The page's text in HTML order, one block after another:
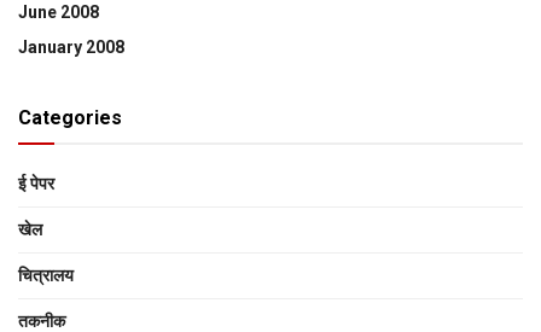
June 2008
January 2008
Categories
ई पेपर
खेल
चित्रालय
तकनीक